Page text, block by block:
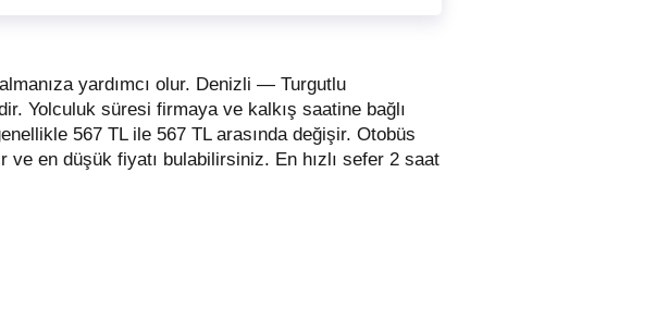
yardımcı olur. Denizli — Turgutlu
Yolculuk süresi firmaya ve kalkış saatine bağlı
567 TL ile 567 TL arasında değişir. Otobüs
ve en düşük fiyatı bulabilirsiniz. En hızlı sefer 2 saat